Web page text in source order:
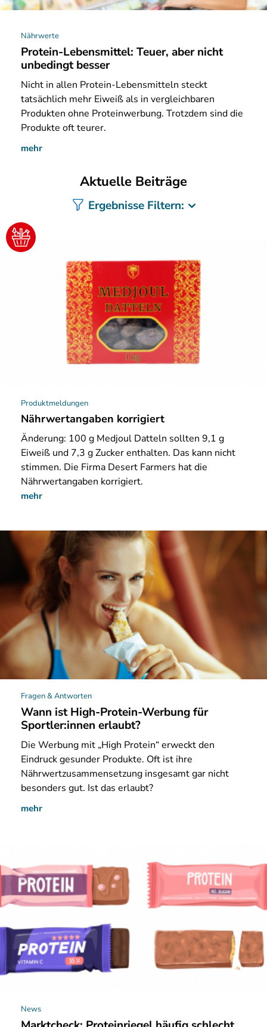
Nährwerte
Protein-Lebensmittel: Teuer, aber nicht
unbedingt besser
Nicht in allen Protein-Lebensmitteln steckt
tatsächlich mehr Eiweiß als in vergleichbaren
Produkten ohne Proteinwerbung. Trotzdem sind die
Produkte oft teurer.
mehr
Aktuelle Beiträge
Ergebnisse Filtern:
Produktmeldungen
Nährwertangaben korrigiert
Änderung: 100 g Medjoul Datteln sollten 9,1 g
Eiweiß und 7,3 g Zucker enthalten. Das kann nicht
stimmen. Die Firma Desert Farmers hat die
Nährwertangaben korrigiert.
mehr
Fragen & Antworten
Wann ist High-Protein-Werbung für
Sportler:innen erlaubt?
Die Werbung mit „High Protein“ erweckt den
Eindruck gesunder Produkte. Oft ist ihre
Nährwertzusammensetzung insgesamt gar nicht
besonders gut. Ist das erlaubt?
mehr
News